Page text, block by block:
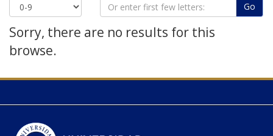
Go
Sorry, there are no results for this
browse.